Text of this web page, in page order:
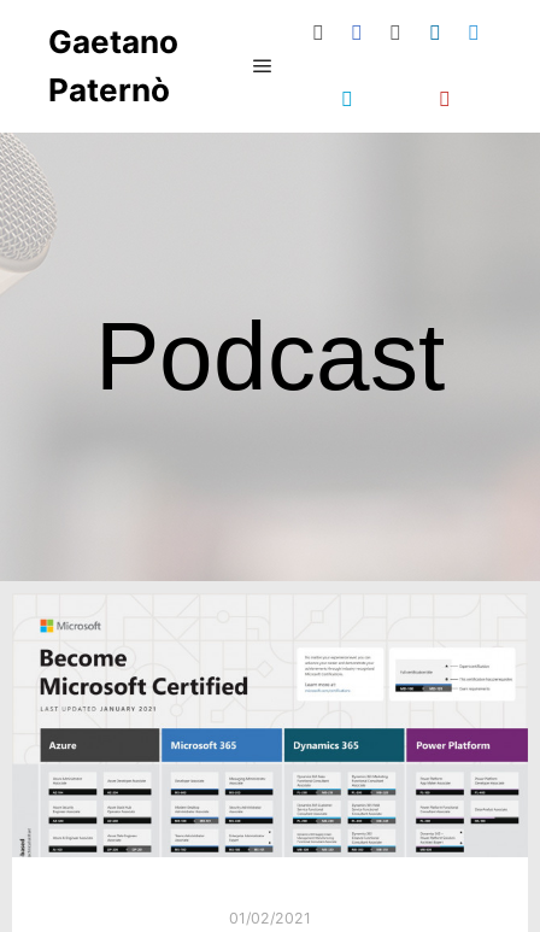
Gaetano
Paternò
Podcast
01/02/2021